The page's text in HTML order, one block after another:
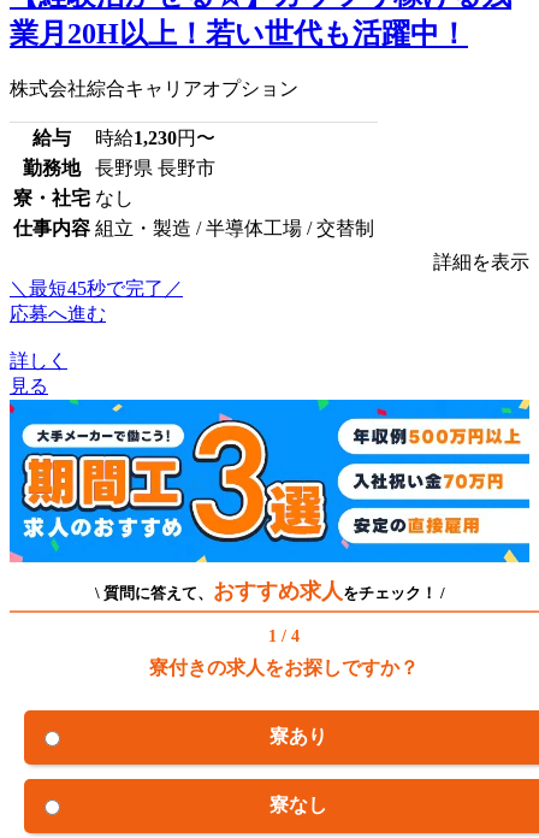
業月20H以上！若い世代も活躍中！
株式会社綜合キャリアオプション
給与 時給1,230円〜
勤務地
長野県 長野市
寮・社宅 なし
仕事内容 組立・製造 / 半導体工場 / 交替制
詳細を表示
＼最短45秒で完了／
応募へ進む
詳しく
見る
\ 質問に答えて、 おすすめ求人 をチェック！ /
1 / 4
寮付きの求人をお探しですか？
寮あり
寮なし